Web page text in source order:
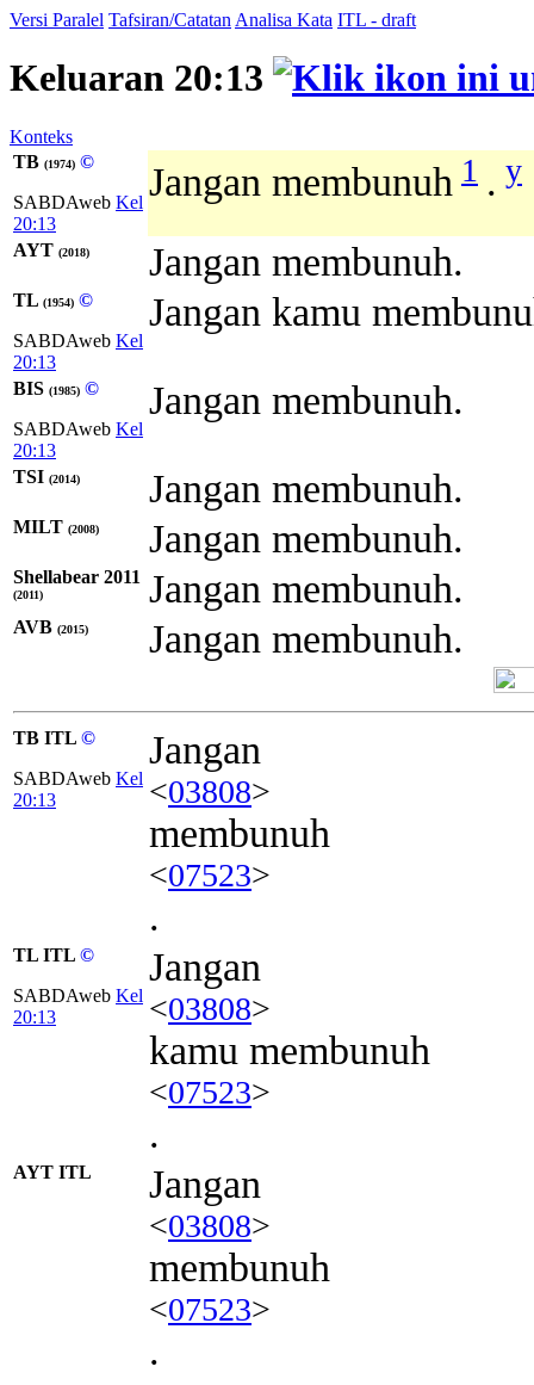
Versi Paralel Tafsiran/Catatan Analisa Kata ITL - draft
Keluaran 20:13
Konteks
TB (1974) ©
SABDAweb Kel
20:13
Jangan membunuh 1 . y
AYT (2018) Jangan membunuh.
TL (1954) ©
SABDAweb Kel
20:13
Jangan kamu
BIS (1985) ©
SABDAweb Kel
20:13
Jangan membunuh.
TSI (2014) Jangan membunuh.
MILT (2008) Jangan membunuh.
Shellabear 2011
(2011) Jangan membunuh.
AVB (2015) Jangan membunuh.
TB ITL ©
SABDAweb Kel
20:13
Jangan
<03808>
membunuh
<07523>
.
TL ITL ©
SABDAweb Kel
20:13
Jangan
<03808>
kamu membunuh
<07523>
.
AYT ITL Jangan
<03808>
membunuh
<07523>
.